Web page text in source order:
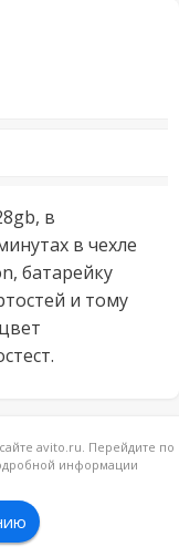
в
в чехле
батарейку
и тому
avito.ru. Перейдите по
информации